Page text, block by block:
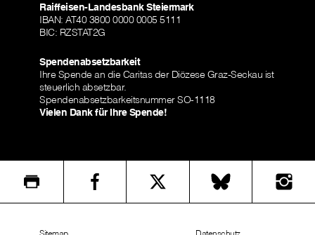
Raiffeisen-Landesbank Steiermark
IBAN: AT40 3800 0000 0005 5111
BIC: RZSTAT2G
Spendenabsetzbarkeit
Ihre Spende an die Caritas der Diözese Graz-Seckau ist
steuerlich absetzbar.
Spendenabsetzbarkeitsnummer SO-1118
Vielen Dank für Ihre Spende!